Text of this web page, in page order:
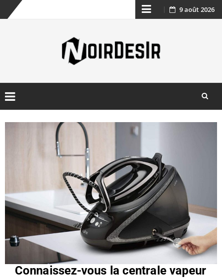
9 août 2026
Connaissez-vous la centrale vapeur